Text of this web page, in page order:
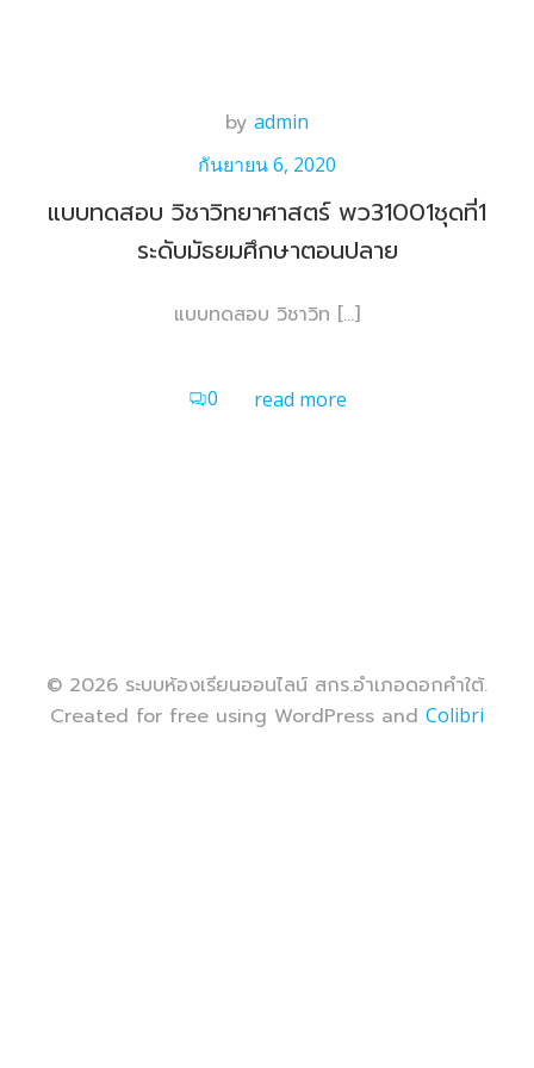
by admin
กันยายน 6, 2020
แบบทดสอบ วิชาวิทยาศาสตร์ พว31001ชุดที่1
ระดับมัธยมศึกษาตอนปลาย
แบบทดสอบ วิชาวิท […]
0 read more
© 2026 ระบบห้องเรียนออนไลน์ สกร.อำเภอดอกคำใต้.
Created for free using WordPress and Colibri